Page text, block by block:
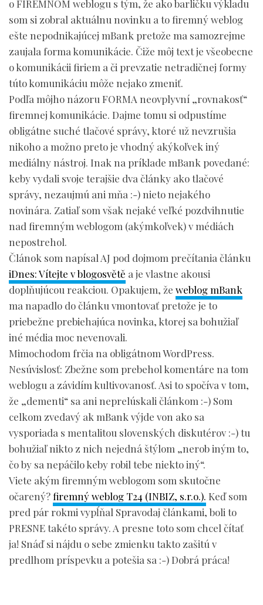
o FIREMNOM weblogu s tým, že ako barličku výkladu
som si zobral aktuálnu novinku a to firemný weblog
ešte nepodnikajúcej mBank pretože ma samozrejme
zaujala forma komunikácie. Čiže môj text je všeobecne
o komunikácii firiem a či prevzatie netradičnej formy
túto komunikáciu môže nejako zmeniť.
Podľa môjho názoru FORMA neovplyvní „rovnakosť“
firemnej komunikácie. Dajme tomu si odpustíme
obligátne suché tlačové správy, ktoré už nevzrušia
nikoho a možno preto je vhodný akýkoľvek iný
mediálny nástroj. Inak na príklade mBank povedané:
keby vydali svoje terajšie dva články ako tlačové
správy, nezaujmú ani mňa :-) nieto nejakého
novinára. Zatiaľ som však nejaké veľké pozdvihnutie
nad firemným weblogom (akýmkoľvek) v médiách
nepostrehol.
Článok som napísal AJ pod dojmom prečítania článku
iDnes: Vítejte v blogosvětě a je vlastne akousi
doplňujúcou reakciou. Opakujem, že weblog mBank
ma napadlo do článku vmontovať pretože je to
priebežne prebiehajúca novinka, ktorej sa bohužiaľ
iné média moc nevenovali.
Mimochodom frčia na obligátnom WordPress.
Nesúvislosť: Zbežne som prebehol komentáre na tom
weblogu a závidím kultivovanosť. Asi to spočíva v tom,
že „dementi“ sa ani neprelúskali článkom :-) Som
celkom zvedavý ak mBank výjde von ako sa
vysporiada s mentalitou slovenských diskutérov :-) tu
bohužiaľ nikto z nich nejedná štýlom „nerob iným to,
čo by sa nepáčilo keby robil tebe niekto iný“.
Viete akým firemným weblogom som skutočne
očarený?firemný weblog T24 (INBIZ, s.r.o.). Keď som
pred pár rokmi vypĺňal Spravodaj článkami, boli to
PRESNE takéto správy. A presne toto som chcel čítať
ja! Snáď si nájdu o sebe zmienku takto zašitú v
predlhom príspevku a potešia sa :-) Dobrá práca!